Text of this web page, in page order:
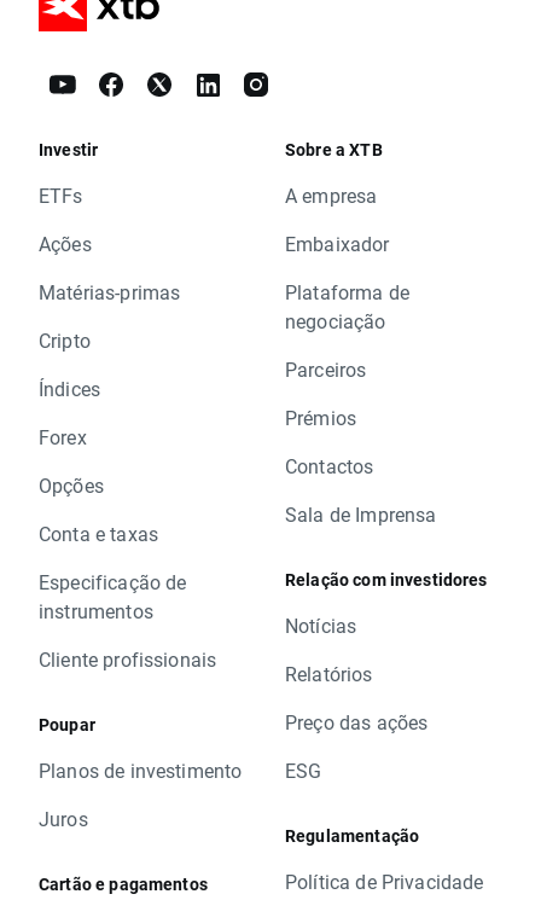
Investir
ETFs
Ações
Matérias-primas
Cripto
Índices
Forex
Opções
Conta e taxas
Especificação de
instrumentos
Cliente profissionais
Poupar
Planos de investimento
Juros
Cartão e pagamentos
Sobre a XTB
A empresa
Embaixador
Plataforma de
negociação
Parceiros
Prémios
Contactos
Sala de Imprensa
Relação com investidores
Notícias
Relatórios
Preço das ações
ESG
Regulamentação
Política de Privacidade